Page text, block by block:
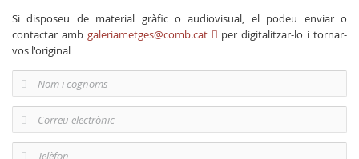
Si disposeu de material gràfic o audiovisual, el podeu enviar o
contactar amb galeriametges@comb.cat
per digitalitzar-lo i tornar-
vos l'original